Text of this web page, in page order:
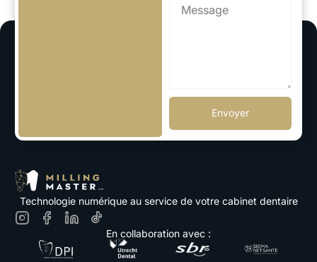
Envoyer
Technologie numérique au service de votre cabinet dentaire
En collaboration avec :